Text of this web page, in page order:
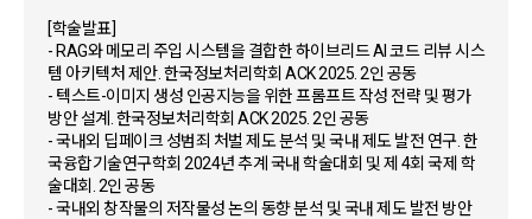
[학술발표]
- RAG와 메모리 주입 시스템을 결합한 하이브리드 AI 코드 리뷰 시스
템 아키텍처 제안. 한국정보처리학회 ACK 2025. 2인 공동
- 텍스트-이미지 생성 인공지능을 위한 프롬프트 작성 전략 및 평가
방안 설계. 한국정보처리학회 ACK 2025. 2인 공동
- 국내외 딥페이크 성범죄 처벌 제도 분석 및 국내 제도 발전 연구. 한
국융합기술연구학회 2024년 추계 국내 학술대회 및 제 4회 국제 학
술대회. 2인 공동
- 국내외 창작물의 저작물성 논의 동향 분석 및 국내 제도 발전 방안